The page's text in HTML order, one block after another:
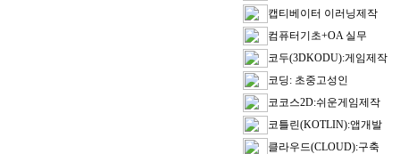
캡티베이터 이러닝제작
컴퓨터기초+OA 실무
코두(3DKODU):게임제작
코딩: 초중고성인
코코스2D:쉬운게임제작
코틀린(KOTLIN):앱개발
클라우드(CLOUD):구축